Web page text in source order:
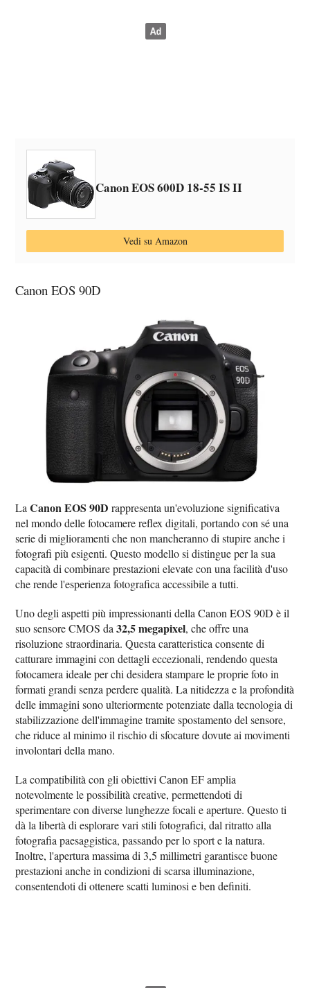
Canon EOS 600D 18-55 IS II
Vedi su Amazon
Canon EOS 90D
LaCanon EOS 90D rappresenta un'evoluzione significativa
nel mondo delle fotocamere reflex digitali, portando con sé una
serie di miglioramenti che non mancheranno di stupire anche i
fotografi più esigenti. Questo modello si distingue per la sua
capacità di combinare prestazioni elevate con una facilità d'uso
che rende l'esperienza fotografica accessibile a tutti.
Uno degli aspetti più impressionanti della Canon EOS 90D è il
suo sensore CMOS da32,5 megapixel, che offre una
risoluzione straordinaria. Questa caratteristica consente di
catturare immagini con dettagli eccezionali, rendendo questa
fotocamera ideale per chi desidera stampare le proprie foto in
formati grandi senza perdere qualità. La nitidezza e la profondità
delle immagini sono ulteriormente potenziate dalla tecnologia di
stabilizzazione dell'immagine tramite spostamento del sensore,
che riduce al minimo il rischio di sfocature dovute ai movimenti
involontari della mano.
La compatibilità con gli obiettivi Canon EF amplia
notevolmente le possibilità creative, permettendoti di
sperimentare con diverse lunghezze focali e aperture. Questo ti
dà la libertà di esplorare vari stili fotografici, dal ritratto alla
fotografia paesaggistica, passando per lo sport e la natura.
Inoltre, l'apertura massima di 3,5 millimetri garantisce buone
prestazioni anche in condizioni di scarsa illuminazione,
consentendoti di ottenere scatti luminosi e ben definiti.